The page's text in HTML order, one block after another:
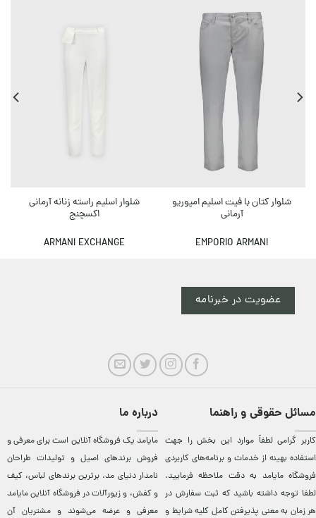
شلوار کتان با فیت اسلیم امپوریو
آرمانی
EMPORIO ARMANI
شلوار اسلیم راسته زنانه آرمانی
اکسچنج
ARMANI EXCHANGE
عضویت در خبرنامه
مسائل حقوقی و راهنما
کاربر گرامی لطفاً موارد این بخش را جهت
استفاده بهینه از خدمات و برنامه‌‏های کاربردی
فروشگاه مایامد به دقت ملاحظه فرمایید.
لطفا توجه داشته باشید که ثبت سفارش در
هر زمان به معنی پذیرفتن کامل کلیهشرایط و
درباره ما
مایامد يک فروشگاه آنلاين است برای معرفی و
فروش برندهای اصيل و توليدات طراحان
نامدار دنيای مد. برترين‌ برندهای لباس، کيف
و کفش، و زيورآلات در فروشگاه آنلاين مایامد
معرفی و عرضه می‌شوند و مشتريان آن